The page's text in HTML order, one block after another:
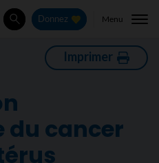
Rechercher
Donnez Menu
Imprimer
du cancer